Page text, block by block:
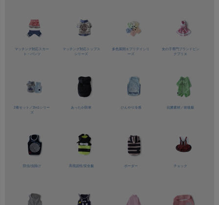
マッチング対応スカー
ト・パンツ
マッチング対応トップス
シリーズ
多色展開 エブリデイシリ
ーズ
女の子専門ブランド ピン
クプリエ
2着セット／2in1シリー
ズ
あったか防寒 ひんやり冷感 抗菌素材／術後服
防虫/虫除け 高視認性/安全服 ボーダー チェック